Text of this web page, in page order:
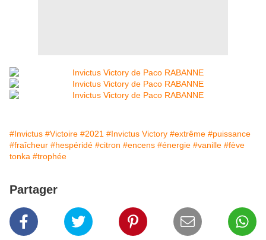
#Invictus #Victoire #2021 #Invictus Victory #extrême #puissance
#fraîcheur #hespéridé #citron #encens #énergie #vanille #fève
tonka #trophée
Partager